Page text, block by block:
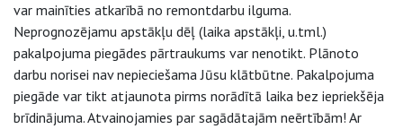
var mainīties atkarībā no remontdarbu ilguma.
Neprognozējamu apstākļu dēļ (laika apstākļi, u.tml.)
pakalpojuma piegādes pārtraukums var nenotikt. Plānoto
darbu norisei nav nepieciešama Jūsu klātbūtne. Pakalpojuma
piegāde var tikt atjaunota pirms norādītā laika bez iepriekšēja
brīdinājuma. Atvainojamies par sagādātajām neērtībām! Ar